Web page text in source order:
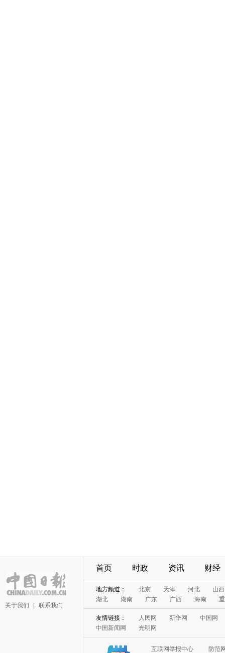
关于我们 联系我们
首页 时政 资讯 财经
地方频道： 北京 天津 河北
山西
湖北
湖南 广东 广西 海南
友情链接： 人民网 新华网
中国网
中国新闻网
光明网
互联网举报中心
防范